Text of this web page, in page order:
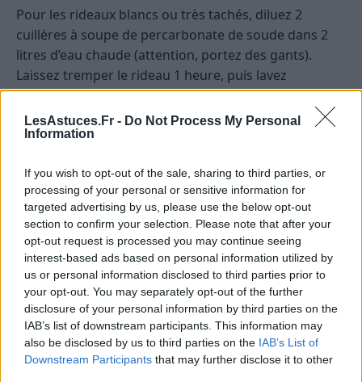
LesAstuces.Fr - Do Not Process My Personal
Information
If you wish to opt-out of the sale, sharing to third parties, or
processing of your personal or sensitive information for
targeted advertising by us, please use the below opt-out
section to confirm your selection. Please note that after your
opt-out request is processed you may continue seeing
interest-based ads based on personal information utilized by
us or personal information disclosed to third parties prior to
your opt-out. You may separately opt-out of the further
disclosure of your personal information by third parties on the
IAB’s list of downstream participants. This information may
also be disclosed by us to third parties on the IAB’s List of
Downstream Participants that may further disclose it to other
Pour les rideaux blancs ou très tachés, diluez 2
cuillères à soupe de percarbonate de soude dans 2
litres d’eau chaude (attention, portez des gants).
Laissez tremper le rideau 1 heure, puis lavez
normalement. Cette astuce permet de blanchir sans
javel, tout en respectant la fibre du tissu.
lavages
Entre deux nettoyages en profondeur, vous pouvez
vaporiser régulièrement un mélange de vinaigre
blanc et d’eau (moitié-moitié) sur tout le rideau.
Laissez sécher sans rincer. Cela évite la formation de
moisissures et garde le rideau frais.
Prévenir les taches et la moisissure :
gestes simples du quotidien